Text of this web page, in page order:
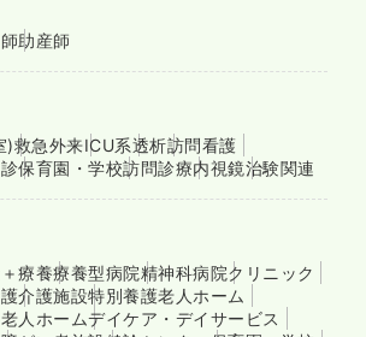
助産師
)救急外来ICU系透析訪問看護
保育園・学校訪問診療内視鏡治験関連
療養療養型病院精神科病院クリニック
介護施設特別養護老人ホーム
人ホームデイケア・デイサービス